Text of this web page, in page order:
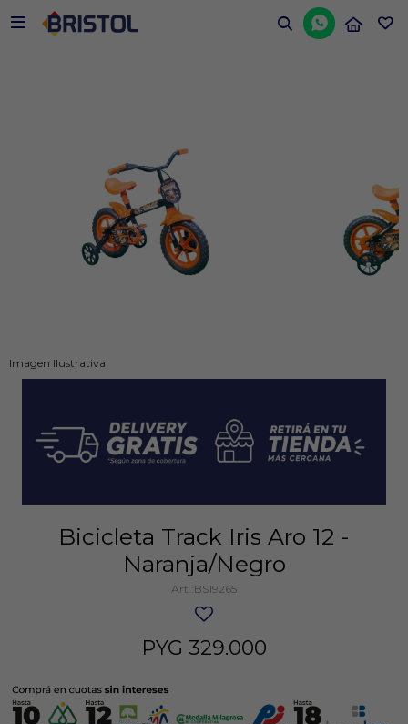


Imagen Ilustrativa
Bicicleta Track Iris Aro 12 -
Naranja/Negro
BS19265
PYG 329.000